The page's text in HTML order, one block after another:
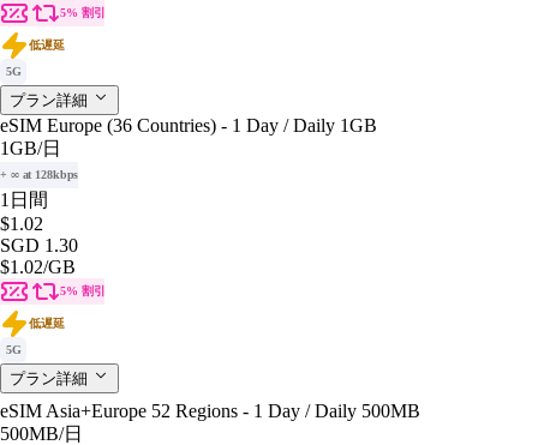
5% 割引
低遅延
5G
プラン詳細
eSIM Europe (36 Countries) - 1 Day / Daily 1GB
1GB/日
+ ∞ at 128kbps
1日間
$1.02
SGD 1.30
$1.02/GB
5% 割引
低遅延
5G
プラン詳細
eSIM Asia+Europe 52 Regions - 1 Day / Daily 500MB
500MB/日